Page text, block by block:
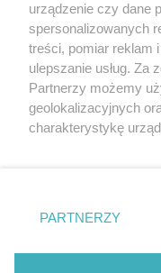
Nie zapomnij
zapoznać się z:
polityką
Twojemiasto
Piekary Śląskie
Chorzów
Tarnowskie Góry
Gliwice
urządzenie czy dane
spersonalizowanych
treści, pomiar reklam
ulepszanie usług. Za
Partnerzy możemy
geolokalizacyjnych
charakterystykę
zmienić/wycofać
znajdujący się w
rodzaje
użytkownika, ale
PARTNERZY